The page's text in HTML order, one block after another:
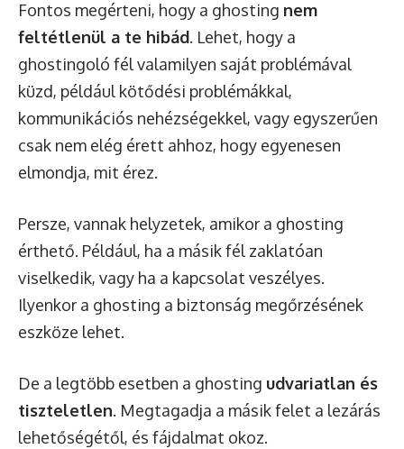
Fontos megérteni, hogy a ghosting nem
feltétlenül a te hibád. Lehet, hogy a
ghostingoló fél valamilyen saját problémával
küzd, például kötődési problémákkal,
kommunikációs nehézségekkel, vagy egyszerűen
csak nem elég érett ahhoz, hogy egyenesen
elmondja, mit érez.
Persze, vannak helyzetek, amikor a ghosting
érthető. Például, ha a másik fél zaklatóan
viselkedik, vagy ha a kapcsolat veszélyes.
Ilyenkor a ghosting a biztonság megőrzésének
eszköze lehet.
De a legtöbb esetben a ghosting udvariatlan és
tiszteletlen. Megtagadja a másik felet a lezárás
lehetőségétől, és fájdalmat okoz.